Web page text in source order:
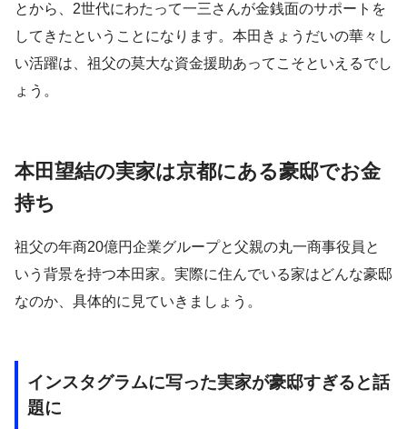
とから、2世代にわたって一三さんが金銭面のサポートを
してきたということになります。本田きょうだいの華々し
い活躍は、祖父の莫大な資金援助あってこそといえるでし
ょう。
本田望結の実家は京都にある豪邸でお金
持ち
祖父の年商20億円企業グループと父親の丸一商事役員と
いう背景を持つ本田家。実際に住んでいる家はどんな豪邸
なのか、具体的に見ていきましょう。
インスタグラムに写った実家が豪邸すぎると話
題に